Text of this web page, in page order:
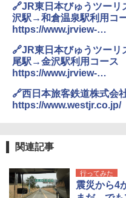
解く (講
￥1,540
ュ(BC
￥8,991
X 2人用
ソロキャ
関の購
防災用
送
￥3,680
ラーラ
ッズ 6種
🔗JR東日本びゅうツーリ
沢駅→和倉温泉駅利用コ
https://www.jrview-
courseNo=24B5149
🔗JR東日本びゅうツーリ
尾駅→金沢駅利用コース
https://www.jrview-
courseNo=24B5152
🔗西日本旅客鉄道株式会
https://www.westjr.co.jp/
関連記事
行ってみた
震災から4